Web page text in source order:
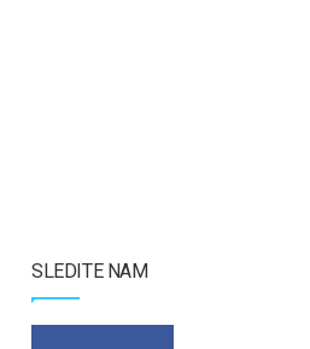
SLEDITE NAM